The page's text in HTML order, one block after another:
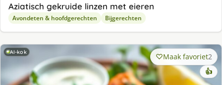
Aziatisch gekruide linzen met eieren
Avondeten & hoofdgerechten Bijgerechten
AI-kok Maak favoriet2
👍